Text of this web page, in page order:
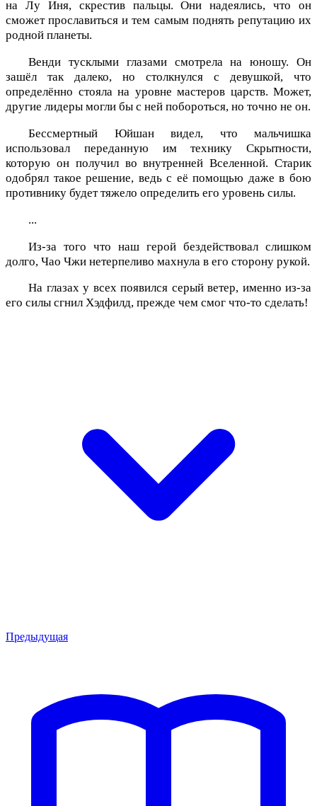
на Лу Иня, скрестив пальцы. Они надеялись, что он
сможет прославиться и тем самым поднять репутацию их
родной планеты.
Венди тусклыми глазами смотрела на юношу. Он
зашёл так далеко, но столкнулся с девушкой, что
определённо стояла на уровне мастеров царств. Может,
другие лидеры могли бы с ней побороться, но точно не он.
Бессмертный Юйшан видел, что мальчишка
использовал переданную им технику Скрытности,
которую он получил во внутренней Вселенной. Старик
одобрял такое решение, ведь с её помощью даже в бою
противнику будет тяжело определить его уровень силы.
...
Из-за того что наш герой бездействовал слишком
долго, Чао Чжи нетерпеливо махнула в его сторону рукой.
На глазах у всех появился серый ветер, именно из-за
его силы сгнил Хэдфилд, прежде чем смог что-то сделать!
Предыдущая